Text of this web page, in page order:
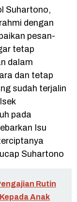
Suhartono,
dengan
pesan-
tetap
dalam
dan tetap
sudah terjalin
pada
Isu
Suhartono
Rutin
Anak